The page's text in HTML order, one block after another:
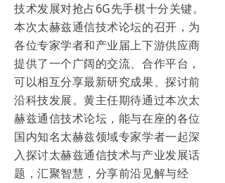
技术发展对抢占6G先手棋十分关键。
本次太赫兹通信技术论坛的召开，为
各位专家学者和产业届上下游供应商
提供了一个广阔的交流、合作平台，
可以相互分享最新研究成果、探讨前
沿科技发展。黄主任期待通过本次太
赫兹通信技术论坛，能与在座的各位
国内知名太赫兹领域专家学者一起深
入探讨太赫兹通信技术与产业发展话
题，汇聚智慧，分享前沿见解与经